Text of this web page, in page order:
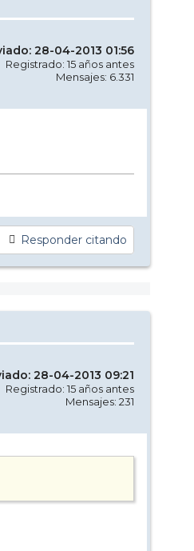
28-04-2013 01:56
Registrado: 15 años antes
Mensajes: 6.331
Responder citando
28-04-2013 09:21
Registrado: 15 años antes
Mensajes: 231